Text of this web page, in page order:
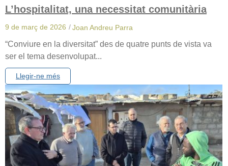
L’hospitalitat, una necessitat comunitària
9 de març de 2026 /Joan Andreu Parra
“Conviure en la diversitat” des de quatre punts de vista va
ser el tema desenvolupat...
Llegir-ne més